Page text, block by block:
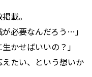
載。
必要なんだろう…」
かせばいいの？」
たい、という想いか